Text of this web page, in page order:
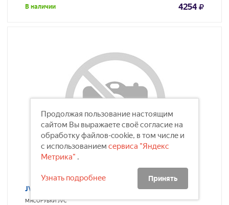
В наличии 4254
JVC JK-MG126
МЯСОРУБКИJVC
Продолжая пользование настоящим
сайтом Вы выражаете своё согласие на
обработку файлов-cookie, в том числе и
с использованием сервиса "Яндекс
Метрика" .
Узнать подробнее Принять